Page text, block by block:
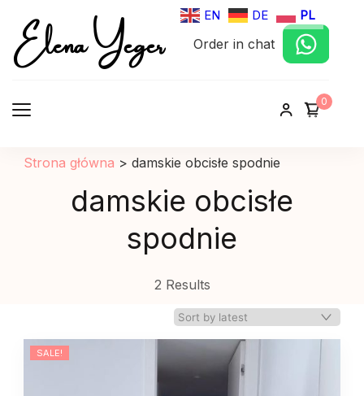
EN DE PL
Elena Yeger
Sklep internetowy odziez damska
Order in chat
0
Strona główna > damskie obcisłe spodnie
damskie obcisłe
spodnie
2 Results
SALE!